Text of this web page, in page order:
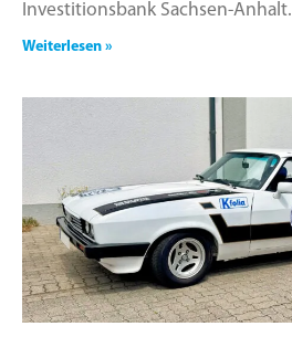
Investitionsbank Sachsen-Anhalt.
Weiterlesen »